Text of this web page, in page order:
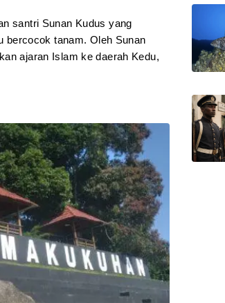
santri Sunan Kudus yang
bercocok tanam. Oleh Sunan
ajaran Islam ke daerah Kedu,